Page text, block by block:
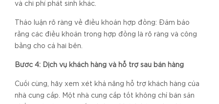
và chi phí phát sinh khác.
Thảo luận rõ ràng về điều khoản hợp đồng: Đảm bảo
rằng các điều khoản trong hợp đồng là rõ ràng và công
bằng cho cả hai bên.
Bước 4: Dịch vụ khách hàng và hỗ trợ sau bán hàng
Cuối cùng, hãy xem xét khả năng hỗ trợ khách hàng của
nhà cung cấp. Một nhà cung cấp tốt không chỉ bán sản